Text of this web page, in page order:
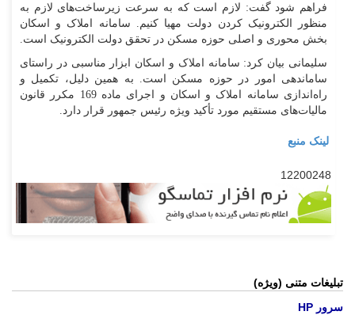
فراهم شود گفت: لازم است که به سرعت زیرساخت‌های لازم به
منظور الکترونیک کردن دولت مهیا کنیم. سامانه املاک و اسکان
بخش محوری و اصلی حوزه مسکن در تحقق دولت الکترونیک است.
سلیمانی بیان کرد: سامانه املاک و اسکان ابزار مناسبی در راستای
ساماندهی امور در حوزه مسکن است. به همین دلیل، تکمیل و
راه‌اندازی سامانه املاک و اسکان و اجرای ماده 169 مکرر قانون
مالیات‌های مستقیم مورد تأکید ویژه رئیس جمهور قرار دارد.
لینک منبع
12200248
تبلیغات متنی (ویژه)
سرور HP